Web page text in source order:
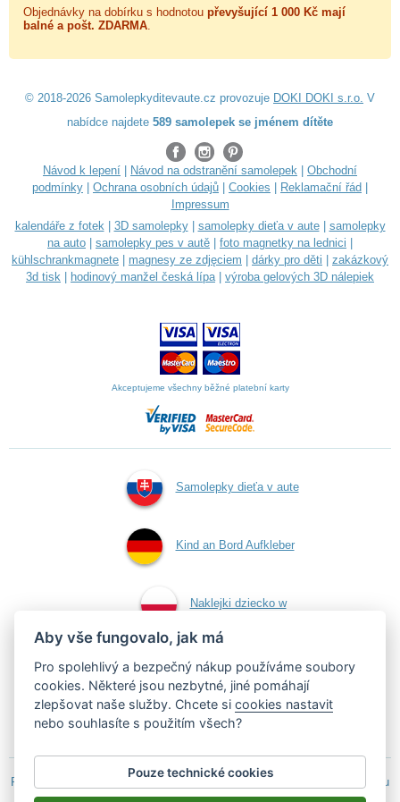
Objednávky na dobírku s hodnotou převyšující 1 000 Kč mají
balné a pošt. ZDARMA
© 2018-2026 Samolepkyditevaute.cz provozuje DOKI DOKI s.r.o. V
nabídce najdete 589 samolepek se jménem dítěte
Návod k lepení Návod na odstranění samolepek
Obchodní
podmínky
Ochrana osobních údajů Cookies Reklamační řád
Impressum
kalendáře z fotek| 3D samolepky| samolepky dieťa v aute| samolepky
na auto
samolepky pes v autě foto magnetky na lednici
kühlschrankmagnete
magnesy ze zdjęciem dárky pro děti
zakázkový
3d tisk
hodinový manžel česká lípa| výroba gelových 3D nálepiek
Akceptujeme všechny běžné platební karty
Samolepky dieťa v aute
Kind an Bord Aufkleber
Naklejki dziecko w
aucie
Samolepky dítě v autě
Podle zákona o evidenci tržeb je prodávající povinen vystavit kupujícímu
účtenku.
Aby vše fungovalo, jak má
Pro spolehlivý a bezpečný nákup používáme soubory
cookies. Některé jsou nezbytné, jiné pomáhají
zlepšovat naše služby. Chcete sicookies nastavit
nebo souhlasíte s použitím všech?
Pouze technické cookies